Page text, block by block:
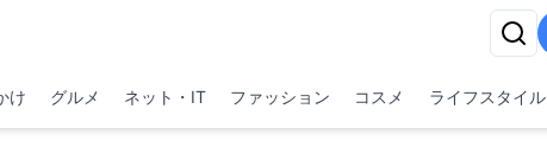
け グルメ ネット・IT ファッション コスメ ライフスタイル